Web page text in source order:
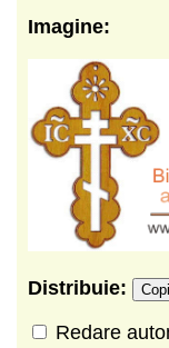
Imagine:
Distribuie:
Redare